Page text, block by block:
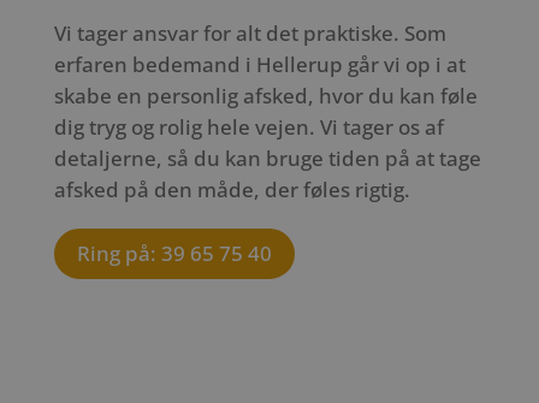
Vi tager ansvar for alt det praktiske. Som
erfaren bedemand i Hellerup går vi op i at
skabe en personlig afsked, hvor du kan føle
dig tryg og rolig hele vejen. Vi tager os af
detaljerne, så du kan bruge tiden på at tage
afsked på den måde, der føles rigtig.
Ring på: 39 65 75 40